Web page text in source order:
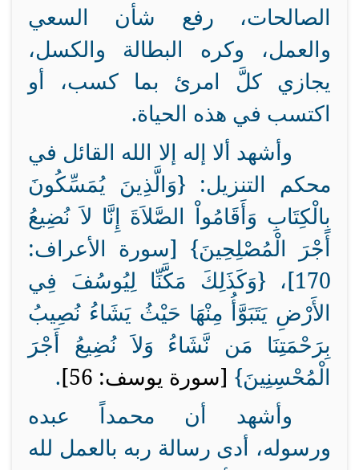
الصالحات، رفع شأن السعي
والعمل، وكره البطالة والكسل،
يجازي كلَّ امرئ بما كسب، أو
اكتسب في هذه الحياة.
وأشهد ألا إله إلا الله القائل في
محكم التنزيل: {وَالَّذِينَ يُمَسِّكُونَ
بِالْكِتَابِ وَأَقَامُواْ الصَّلاَةَ إِنَّا لاَ نُضِيعُ
أَجْرَ الْمُصْلِحِينَ} [سورة الأعراف:
170]، {
وَكَذَلِكَ مَكَّنِّا لِيُوسُفَ فِي
الأَرْضِ يَتَبَوَّأُ مِنْهَا حَيْثُ يَشَاءُ نُصِيبُ
بِرَحْمَتِنَا مَن نَّشَاءُ وَلاَ نُضِيعُ أَجْرَ
الْمُحْسِنِينَ} [سورة يوسف: 56]
.
وأشهد أن محمداً عبده
ورسوله، أدى رسالة ربه بالعمل لله